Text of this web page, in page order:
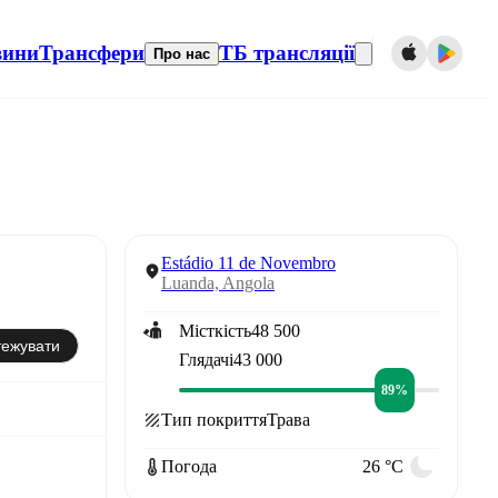
Трансфери Про нас ТБ трансляції
Estádio 11 de Novembro
Luanda, Angola
Місткість48 500
Глядачі43 000
89%
Тип покриттяТрава
Погода 26 °C